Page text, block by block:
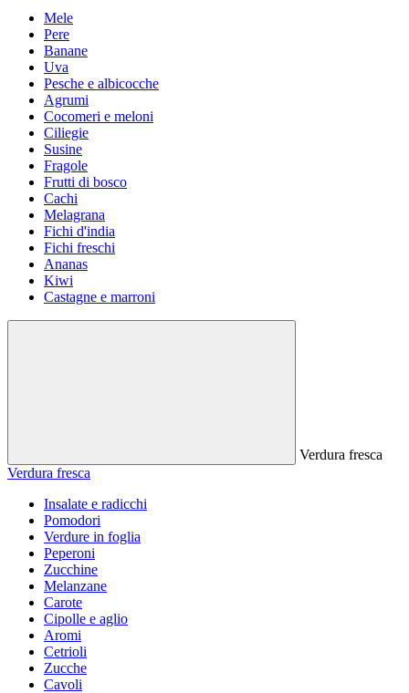
Mele
Pere
Banane
Uva
Pesche e albicocche
Agrumi
Cocomeri e meloni
Ciliegie
Susine
Fragole
Frutti di bosco
Cachi
Melagrana
Fichi d'india
Fichi freschi
Ananas
Kiwi
Castagne e marroni
Verdura fresca
Verdura fresca
Insalate e radicchi
Pomodori
Verdure in foglia
Peperoni
Zucchine
Melanzane
Carote
Cipolle e aglio
Aromi
Cetrioli
Zucche
Cavoli